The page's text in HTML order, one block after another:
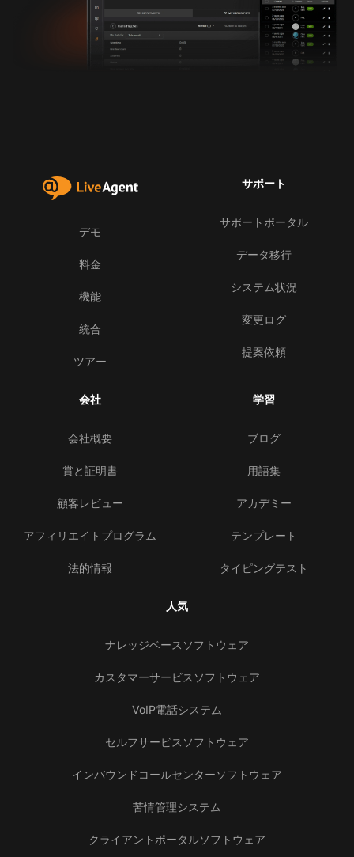
デモ
料金
機能
統合
ツアー
サポート
サポートポータル
データ移行
システム状況
変更ログ
提案依頼
会社
会社概要
賞と証明書
顧客レビュー
アフィリエイトプログラム
法的情報
学習
ブログ
用語集
アカデミー
テンプレート
タイピングテスト
人気
ナレッジベースソフトウェア
カスタマーサービスソフトウェア
VoIP電話システム
セルフサービスソフトウェア
インバウンドコールセンターソフトウェア
苦情管理システム
クライアントポータルソフトウェア